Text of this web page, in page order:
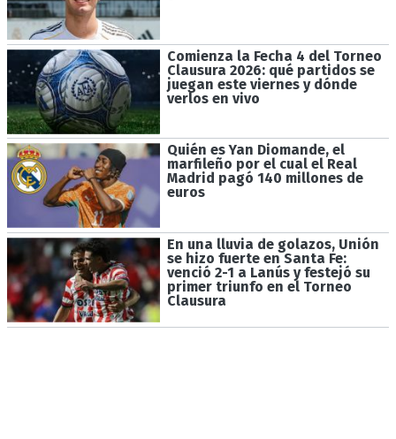
Comienza la Fecha 4 del Torneo
Clausura 2026: qué partidos se
juegan este viernes y dónde
verlos en vivo
Quién es Yan Diomande, el
marfileño por el cual el Real
Madrid pagó 140 millones de
euros
En una lluvia de golazos, Unión
se hizo fuerte en Santa Fe:
venció 2-1 a Lanús y festejó su
primer triunfo en el Torneo
Clausura